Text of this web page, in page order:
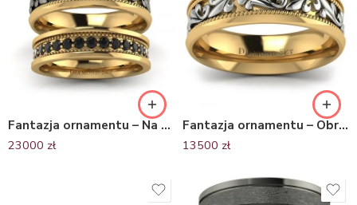
Fantazja ornamentu – Na zawsze, Komplet obrączek Diamond Sky, żółte, czarne złoto
23000 zł
Fantazja ornamentu – Obrączka Diamond Sky, dwukolorowe złoto, 6,5mm
13500 zł